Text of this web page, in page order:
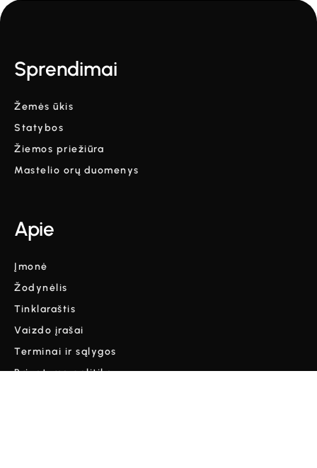
Sprendimai
Žemės ūkis
Statybos
Žiemos priežiūra
Mastelio orų duomenys
Apie
Įmonė
Žodynėlis
Tinklaraštis
Vaizdo įrašai
Terminai ir sąlygos
Privatumo politika